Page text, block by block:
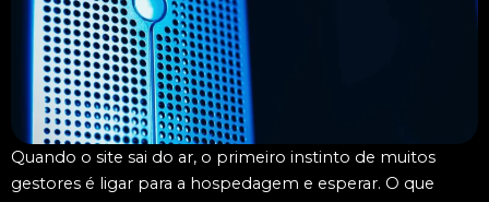
Quando o site sai do ar, o primeiro instinto de muitos
gestores é ligar para a hospedagem e esperar. O que